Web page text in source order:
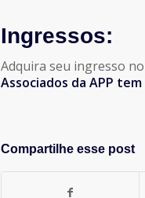
Ingressos:
Adquira seu ingresso
Associados da APP
Compartilhe esse post